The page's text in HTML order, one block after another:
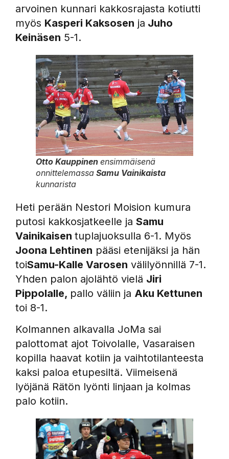
arvoinen kunnari kakkosrajasta kotiutti
myös Kasperi Kaksosen ja Juho
Keinäsen 5-1.
Otto Kauppinen ensimmäisenä
onnittelemassa Samu Vainikaista
kunnarista
Heti perään Nestori Moision kumura
putosi kakkosjatkeelle ja Samu
Vainikaisen tuplajuoksulla 6-1. Myös
Joona Lehtinen pääsi etenijäksi ja hän
toiSamu-Kalle Varosen välilyönnillä 7-1.
Yhden palon ajolähtö vielä Jiri
Pippolalle, pallo väliin ja Aku Kettunen
toi 8-1.
Kolmannen alkavalla JoMa sai
palottomat ajot Toivolalle, Vasaraisen
kopilla haavat kotiin ja vaihtotilanteesta
kaksi paloa etupesiltä. Viimeisenä
lyöjänä Rätön lyönti linjaan ja kolmas
palo kotiin.